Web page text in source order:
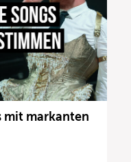
mit markanten